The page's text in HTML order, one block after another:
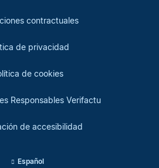
contractuales
de privacidad
de cookies
Responsables Verifactu
de accesibilidad
Español